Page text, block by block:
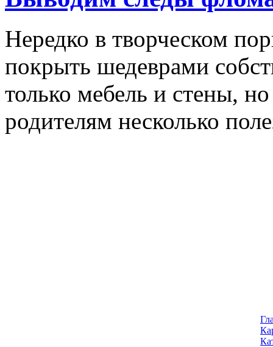
Нередко в творческом
покрыть шедеврами
только мебель и стены,
родителям несколько